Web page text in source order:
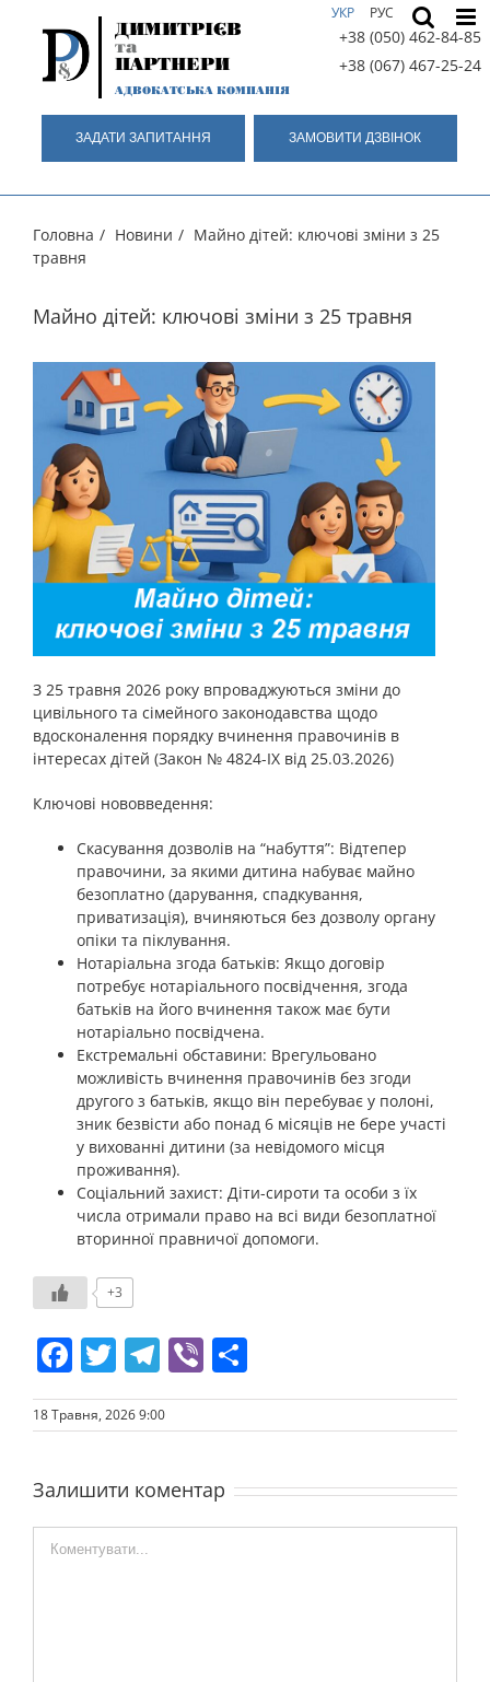
ДИМИТРІЄВ
та
ПАРТНЕРИ
АДВОКАТСЬКА КОМПАНІЯ
УКР РУС
+38 (050) 462-84-85
+38 (067) 467-25-24
ЗАДАТИ ЗАПИТАННЯ ЗАМОВИТИ ДЗВIНОК
Головна / Новини / Майно дітей: ключові зміни з 25
травня
Майно дітей: ключові зміни з 25 травня
З 25 травня 2026 року впроваджуються зміни до
цивільного та сімейного законодавства щодо
вдосконалення порядку вчинення правочинів в
інтересах дітей (Закон № 4824-IX від 25.03.2026)
Ключові нововведення:
Скасування дозволів на “набуття”: Відтепер
правочини, за якими дитина набуває майно
безоплатно (дарування, спадкування,
приватизація), вчиняються без дозволу органу
опіки та піклування.
Нотаріальна згода батьків: Якщо договір
потребує нотаріального посвідчення, згода
батьків на його вчинення також має бути
нотаріально посвідчена.
Екстремальні обставини: Врегульовано
можливість вчинення правочинів без згоди
другого з батьків, якщо він перебуває у полоні,
зник безвісти або понад 6 місяців не бере участі
у вихованні дитини (за невідомого місця
проживання).
Соціальний захист: Діти-сироти та особи з їх
числа отримали право на всі види безоплатної
вторинної правничої допомоги.
+3
Facebook
Twitter
Telegram
Viber
18 Травня, 2026 9:00
Залишити коментар